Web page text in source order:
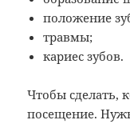
положение
травмы;
кариес зубов.
Чтобы сделать,
посещение.